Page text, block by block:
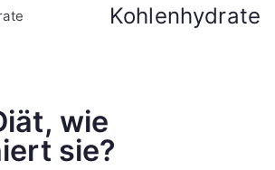
Kohlenhydrate
wie
sie?